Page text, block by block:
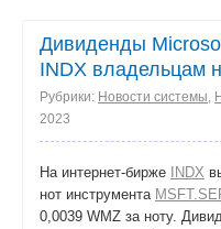
Дивиденды
INDX владельцам
Рубрики: Новости системы,
2023
На интернет-бирже INDX
нот инструмента
0,0039 WMZ за ноту.